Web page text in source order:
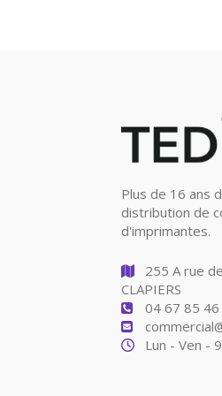
Plus de 16 ans
distribution de
d'imprimantes.
255 A rue
CLAPIERS
04 67 85 46
Lun - Ven -